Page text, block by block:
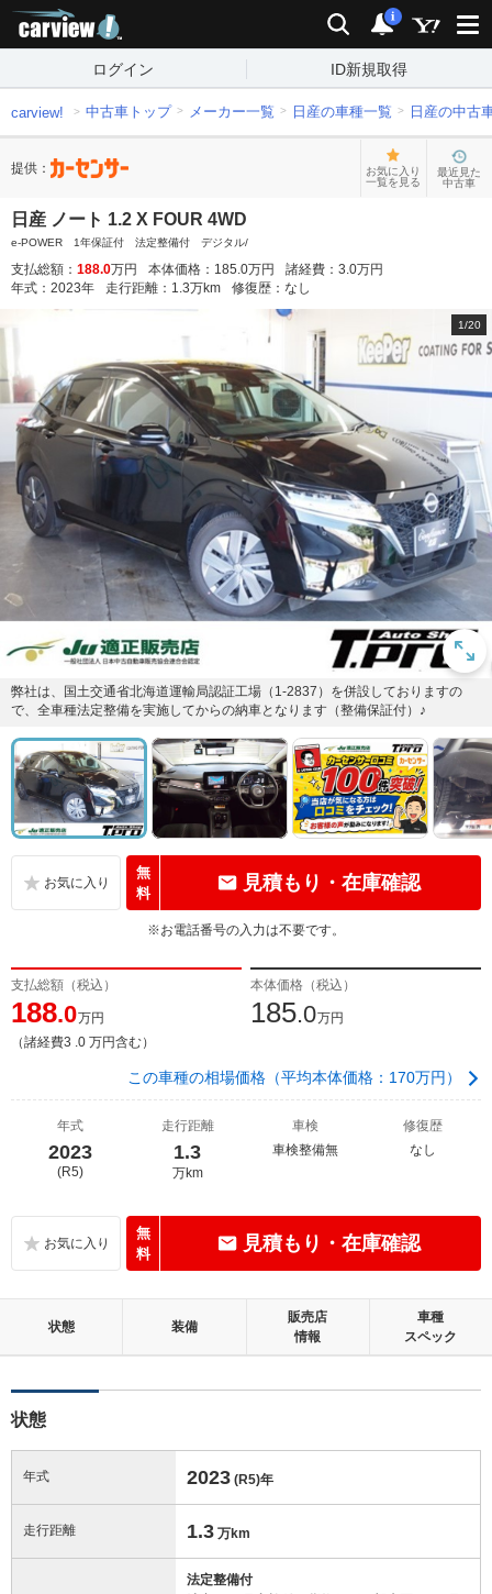
検索 通知
i
ログイン ID新規取得
carview! 中古車トップ メーカー一覧 日産の車種一覧 日産の中古
提供：
お気に入り
一覧を見る
最近見た
中古車
日産 ノート 1.2 X FOUR 4WD
e-POWER 1年保証付 法定整備付 デジタル/
支払総額： 188.0万円 本体価格： 185.0万円 諸経費： 3.0万円
年式： 2023年 走行距離： 1.3万km 修復歴： なし
1/20
弊社は、国土交通省北海道運輸局認証工場（1-2837）を併設しておりますの
で、全車種法定整備を実施してからの納車となります（整備保証付）♪
無
料
見積もり・在庫確認
※お電話番号の入力は不要です。
支払総額（税込）
188.0万円
（諸経費3 .0 万円含む）
本体価格（税込）
185.0万円
この車種の相場価格（平均本体価格：170万円）
年式
2023
(R5)
走行距離
1.3
万km
車検
車検整備無
修復歴
なし
無
料
見積もり・在庫確認
状態 装備
販売店
情報
車種
スペック
状態
年式 2023 (R5)年
走行距離 1.3 万km
法定整備付